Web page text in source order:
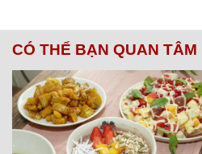
CÓ THỂ BẠN QUAN TÂM